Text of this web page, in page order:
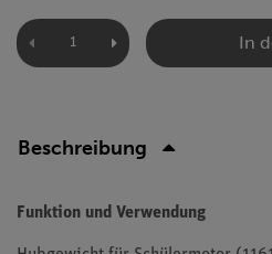
In
Beschreibung
Funktion und Verwendung